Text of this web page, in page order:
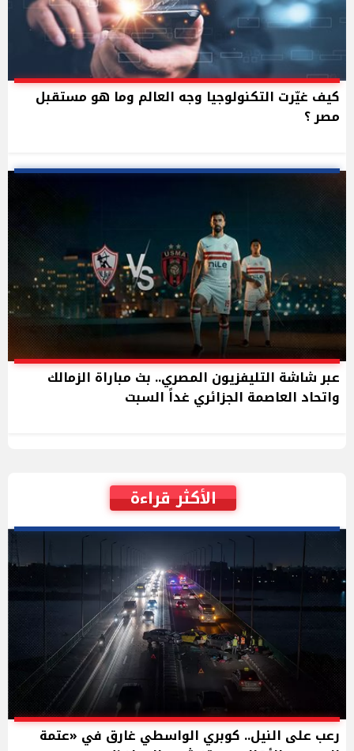
كيف غيّرت التكنولوجيا وجه العالم وما هو مستقبل
مصر ؟
عبر شاشة التليفزيون المصري.. بث مباراة الزمالك
واتحاد العاصمة الجزائري غداً السبت
الأكثر قراءة
رعب على النيل.. كوبري الواسطي غارق في «عتمة